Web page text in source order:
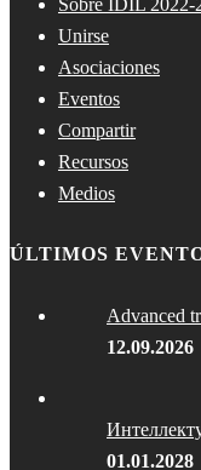
Unirse
Asociaciones
Eventos
Compartir
Recursos
Medios
ÚLTIMOS
Advanced
12.09.2026
01.01.2028